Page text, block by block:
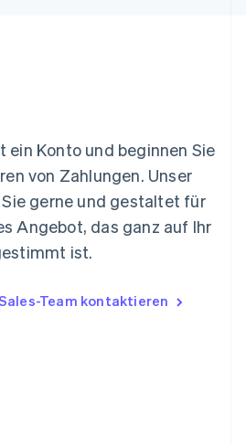
ein Konto und beginnen Sie
von Zahlungen. Unser
gerne und gestaltet für
Angebot, das ganz auf Ihr
ist.
Team kontaktieren